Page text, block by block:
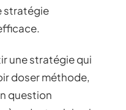
stratégie
une stratégie qui
doser méthode,
question